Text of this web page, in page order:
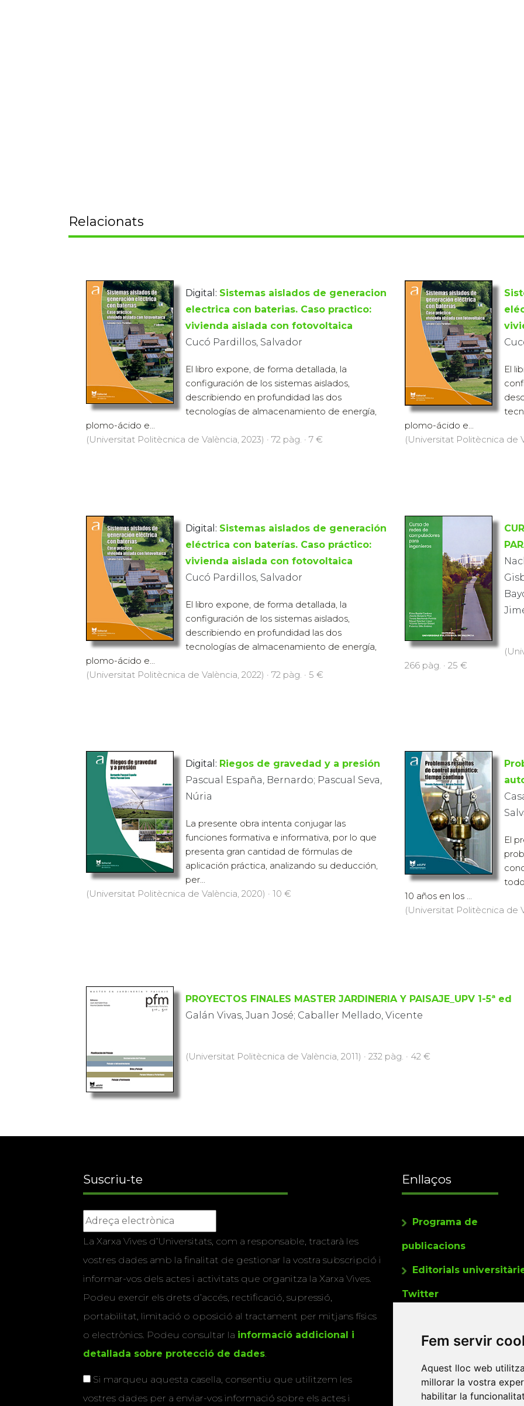
Fem servir
Aquest lloc web
millorar la vostra
habilitar la
Relacionats
Digital: Sistemas aislados de generacion
electrica con baterias. Caso practico:
vivienda aislada con fotovoltaica
Cucó Pardillos, Salvador
El libro expone, de forma detallada, la
configuración de los sistemas aislados,
describiendo en profundidad las dos
tecnologías de almacenamiento de energía,
plomo-ácido e...
(Universitat Politècnica de València, 2023) · 72 pàg. · 7 €
El
plomo-ácido e...
(Universitat Politècnica de
Digital: Sistemas aislados de generación
eléctrica con baterías. Caso práctico:
vivienda aislada con fotovoltaica
Cucó Pardillos, Salvador
El libro expone, de forma detallada, la
configuración de los sistemas aislados,
describiendo en profundidad las dos
tecnologías de almacenamiento de energía,
plomo-ácido e...
(Universitat Politècnica de València, 2022) · 72 pàg. · 5 €
266 pàg. · 25 €
Digital: Riegos de gravedad y a presión
Pascual España, Bernardo; Pascual Seva,
Núria
La presente obra intenta conjugar las
funciones formativa e informativa, por lo que
presenta gran cantidad de fórmulas de
aplicación práctica, analizando su deducción,
per...
(Universitat Politècnica de València, 2020) · 10 €
El
10 años en los ...
(Universitat Politècnica de
PROYECTOS FINALES MASTER JARDINERIA Y PAISAJE_UPV 1-5ª ed
Galán Vivas, Juan José; Caballer Mellado, Vicente
(Universitat Politècnica de València, 2011) · 232 pàg. · 42 €
Suscriu-te
La Xarxa Vives d’Universitats, com a responsable, tractarà les
vostres dades amb la finalitat de gestionar la vostra subscripció i
informar-vos dels actes i activitats que organitza la Xarxa Vives.
Podeu exercir els drets d’accés, rectificació, supressió,
portabilitat, limitació o oposició al tractament per mitjans físics
o electrònics. Podeu consultar la informació addicional i
detallada sobre protecció de dades.
Si marqueu aquesta casella, consentiu que utilitzem les
vostres dades per a enviar-vos informació sobre els actes i
Enllaços
Programa de
publicacions
Editorials
Twitter